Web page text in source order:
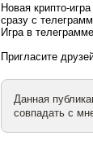
Новая крипто-
сразу с
Игра в
Пригласите
Данная
совпадать с